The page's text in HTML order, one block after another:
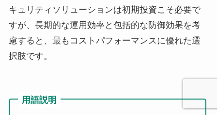
キュリティソリューションは初期投資こそ必要で
すが、長期的な運用効率と包括的な防御効果を考
慮すると、最もコストパフォーマンスに優れた選
択肢です。
用語説明